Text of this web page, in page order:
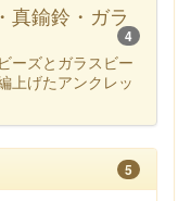
真鍮鈴・ガラ
4
ーズとガラスビー
上げたアンクレッ
5